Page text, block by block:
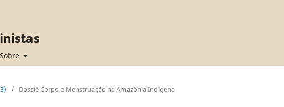
Sobre
/ Dossiê Corpo e Menstruação na Amazônia Indígena